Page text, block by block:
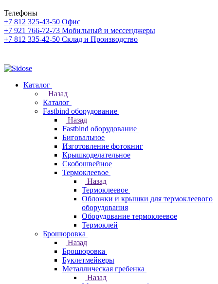
Телефоны
+7 812 325-43-50 Офис
+7 921 766-72-73 Мобильный и мессенджеры
+7 812 335-42-50 Склад и Производство
Каталог
Назад
Каталог
Fastbind оборудование
Назад
Fastbind оборудование
Биговальное
Изготовление фотокниг
Крышкоделательное
Скобошвейное
Термоклеевое
Назад
Термоклеевое
Обложки и крышки для термоклеевого
оборудования
Оборудование термоклеевое
Термоклей
Брошюровка
Назад
Брошюровка
Буклетмейкеры
Металлическая гребенка
Назад